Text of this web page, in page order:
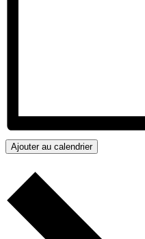
Ajouter au calendrier